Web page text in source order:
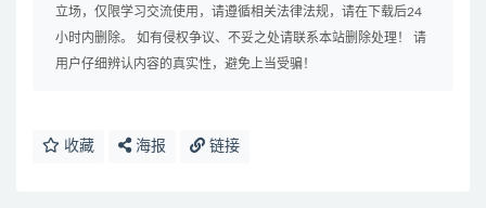
立场，仅限学习交流使用，请遵循相关法律法规，请在下载后24
小时内删除。 如有侵权争议、不妥之处请联系本站删除处理！ 请
用户仔细辨认内容的真实性，避免上当受骗！
收藏 海报 链接